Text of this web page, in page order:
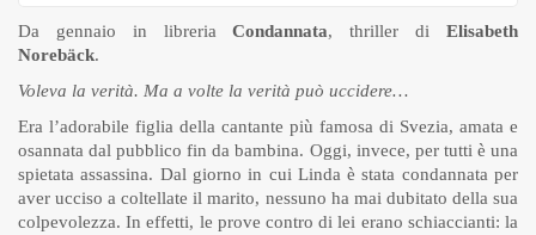
Da gennaio in libreriaCondannata, thriller diElisabeth
Norebäck.
Voleva la verità. Ma a volte la verità può uccidere…
Era l’adorabile figlia della cantante più famosa di Svezia, amata e
osannata dal pubblico fin da bambina. Oggi, invece, per tutti è una
spietata assassina. Dal giorno in cui Linda è stata condannata per
aver ucciso a coltellate il marito, nessuno ha mai dubitato della sua
colpevolezza. In effetti, le prove contro di lei erano schiaccianti: la